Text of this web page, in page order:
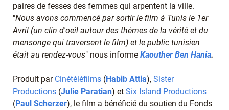
paires de fesses des femmes qui arpentent la ville.
"Nous avons commencé par sortir le film à Tunis le 1er
Avril (un clin d'oeil autour des thèmes de la vérité et du
mensonge qui traversent le film) et le public tunisien
était au rendez-vous" nous informe Kaouther Ben Hania.
Produit par Cinétéléfilms (Habib Attia), Sister
Productions (Julie Paratian) et Six Island Productions
(Paul Scherzer), le film a bénéficié du soutien du Fonds